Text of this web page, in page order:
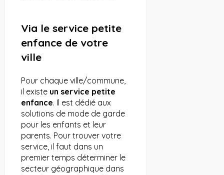
Via le service petite
enfance de votre
ville
Pour chaque ville/commune,
il existe un service petite
enfance. Il est dédié aux
solutions de mode de garde
pour les enfants et leur
parents. Pour trouver votre
service, il faut dans un
premier temps déterminer le
secteur géographique dans